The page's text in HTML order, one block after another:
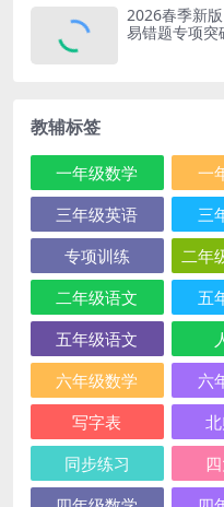
2026春季新
易错题专项突
教辅标签
一年级数学 一
三年级英语
三
专项训练
二年
二年级语文
五
五年级语文
六年级数学
六
写字表
同步练习